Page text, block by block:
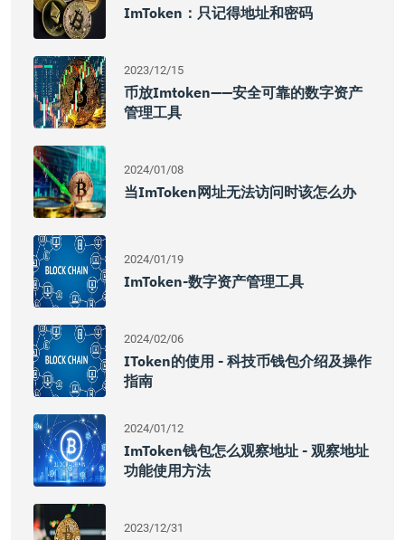
ImToken：只记得地址和密码
2023/12/15
币放imtoken——安全可靠的数字资产
管理工具
2024/01/08
当imToken网址无法访问时该怎么办
2024/01/19
ImToken-数字资产管理工具
2024/02/06
IToken的使用 - 科技币钱包介绍及操作
指南
2024/01/12
ImToken钱包怎么观察地址 - 观察地址
功能使用方法
2023/12/31